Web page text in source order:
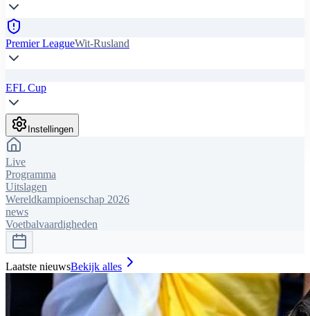
Premier LeagueWit-Rusland
EFL Cup
Instellingen
Live
Programma
Uitslagen
Wereldkampioenschap 2026
news
Voetbalvaardigheden
Laatste nieuwsBekijk alles